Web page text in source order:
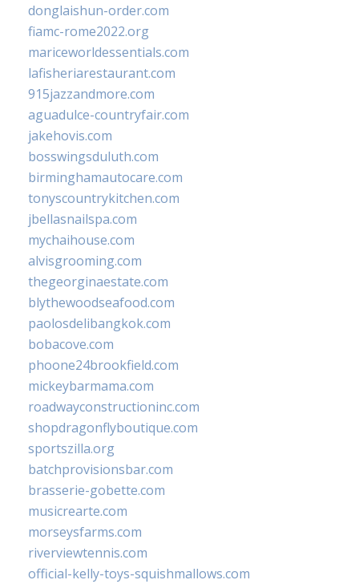
donglaishun-order.com
fiamc-rome2022.org
mariceworldessentials.com
lafisheriarestaurant.com
915jazzandmore.com
aguadulce-countryfair.com
jakehovis.com
bosswingsduluth.com
birminghamautocare.com
tonyscountrykitchen.com
jbellasnailspa.com
mychaihouse.com
alvisgrooming.com
thegeorginaestate.com
blythewoodseafood.com
paolosdelibangkok.com
bobacove.com
phoone24brookfield.com
mickeybarmama.com
roadwayconstructioninc.com
shopdragonflyboutique.com
sportszilla.org
batchprovisionsbar.com
brasserie-gobette.com
musicrearte.com
morseysfarms.com
riverviewtennis.com
official-kelly-toys-squishmallows.com